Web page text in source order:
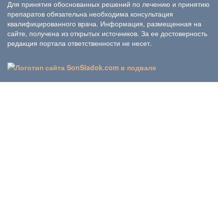
Для принятия обоснованных решений по лечению и принятию
препаратов обязательна необходима консультация
квалифицированного врача. Информация, размещенная на
сайте, получена из открытых источников. За ее достоверность
редакция портала ответственности не несет.